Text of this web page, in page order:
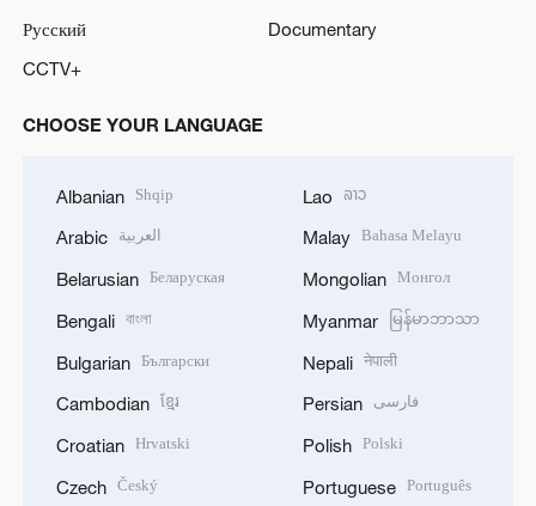
Русский
Documentary
CCTV+
CHOOSE YOUR LANGUAGE
Albanian Shqip
Arabic العربية
Belarusian Беларуская
Bengali বাংলা
Bulgarian Български
Cambodian ខ្មែរ
Croatian Hrvatski
Czech Český
Lao ລາວ
Malay Bahasa Melayu
Mongolian Монгол
Myanmar မြန်မာဘာသာ
Nepali नेपाली
Persian فارسی
Polish Polski
Portuguese Português